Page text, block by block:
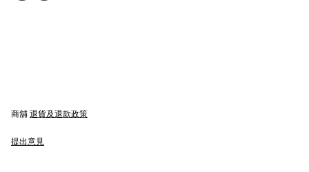
商舖 退貨及退款政策
提出意見